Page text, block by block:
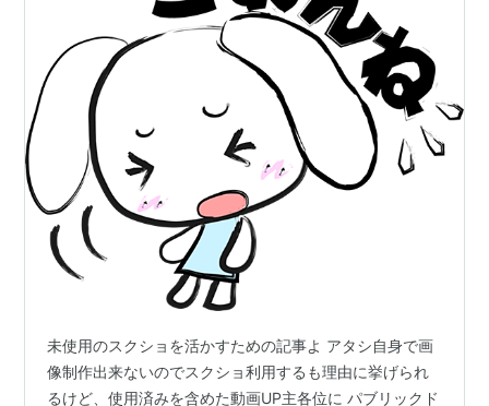
未使用のスクショを活かすための記事よ アタシ自身で画
像制作出来ないのでスクショ利用するも理由に挙げられ
るけど、使用済みを含めた動画UP主各位に パブリックド